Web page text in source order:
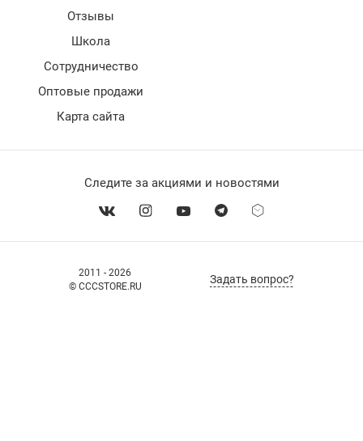
2011 - 2026
© CCCSTORE.RU
Задать вопрос?
Отзывы
Школа
Сотрудничество
Оптовые продажи
Карта сайта
Следите за акциями и новостями